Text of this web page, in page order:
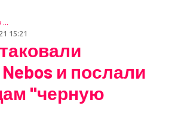
15:21
и послали
"черную